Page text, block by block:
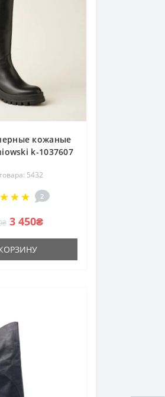
кожаные
k-1037607
от польской
5432
2
3 450₴